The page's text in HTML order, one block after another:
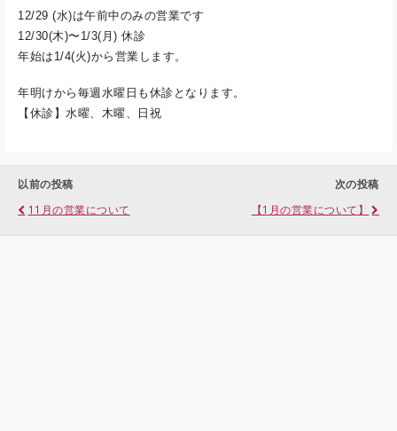
12/29 (水)は午前中のみの営業です
12/30(木)〜1/3(月) 休診
年始は1/4(火)から営業します。
年明けから毎週水曜日も休診となります。
【休診】水曜、木曜、日祝
以前の投稿
11月の営業について
次の投稿
【1月の営業について】